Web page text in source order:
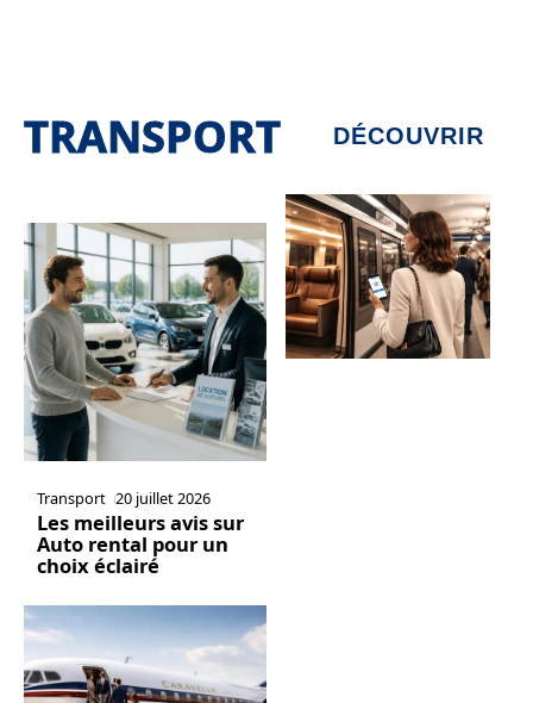
TRANSPORT DÉCOUVRIR
Transport 20 juillet 2026
Les meilleurs avis sur
Auto rental pour un
choix éclairé